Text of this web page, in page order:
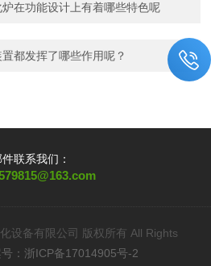
在功能设计上有着哪些特色呢
都发挥了哪些作用呢？
件联系我们：
设备有限公司 版权所有 All Rights
号：浙ICP备17014905号-2